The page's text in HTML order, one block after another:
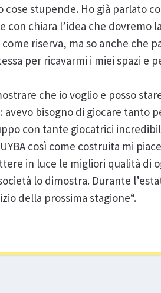
stupende. Ho già parlato
con chiara l’idea che dovremo
riserva, ma so anche che
per ricavarmi i miei spazi e
che io voglio e posso
bisogno di giocare tanto
con tante giocatrici
così come costruita mi
in luce le migliori qualità di
lo dimostra. Durante
della prossima stagione“.